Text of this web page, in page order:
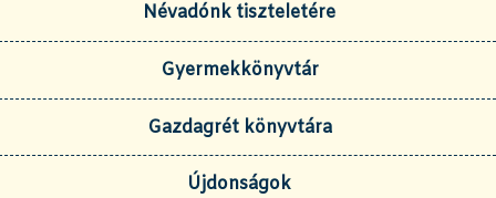
Névadónk tiszteletére
Gyermekkönyvtár
Gazdagrét könyvtára
Újdonságok